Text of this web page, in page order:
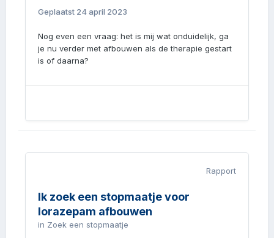
Geplaatst 24 april 2023
Nog even een vraag: het is mij wat onduidelijk, ga
je nu verder met afbouwen als de therapie gestart
is of daarna?
Rapport
Ik zoek een stopmaatje voor
lorazepam afbouwen
in Zoek een stopmaatje